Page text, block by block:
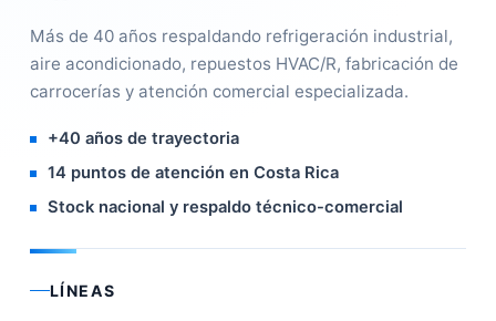
Más de 40 años respaldando refrigeración industrial,
aire acondicionado, repuestos HVAC/R, fabricación de
carrocerías y atención comercial especializada.
+40 años de trayectoria
14 puntos de atención en Costa Rica
Stock nacional y respaldo técnico-comercial
LÍNEAS